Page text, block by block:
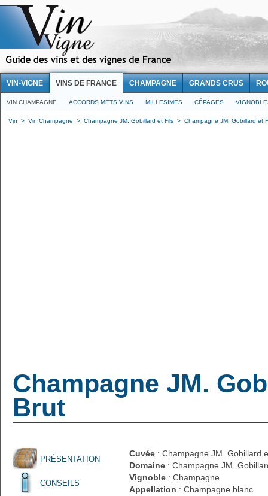
VIN-VIGNE VINS DE FRANCE CHAMPAGNE GRANDS CRUS
VIN CHAMPAGNE ACCORDS METS VINS MILLESIMES CÉPAGES
Vin > Vin Champagne > Champagne JM. Gobillard et Fils > Champagne JM. Gobillard et
Champagne JM.
Brut
PRÉSENTATION
CONSEILS
Cuvée : Champagne JM. Gobillard
Domaine : Champagne JM.
Vignoble : Champagne
Appellation : Champagne blanc